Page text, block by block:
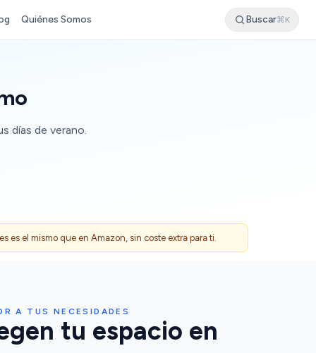
Quiénes Somos Buscar⌘K
días de verano.
es el mismo que en Amazon, sin coste extra para ti.
A TUS NECESIDADES
tu espacio en